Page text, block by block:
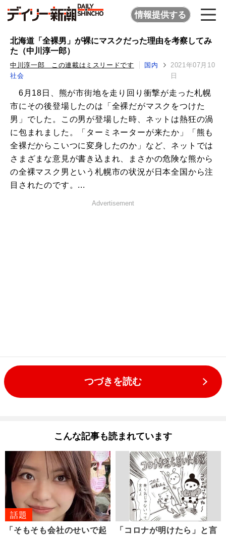
情報提供する
北海道「全裸男」が裸にマスクだった理由を考察してみ
た（中川淳一郎）
中川淳一郎 この連載はミスリードです
国内
社会
2021年07月10
日
6月18日、熊が市街地を走り回り衝撃が走った札幌
市にその後登場したのは「全裸だがマスクをつけた
男」でした。この男が登場した時、ネットは熱狂の渦
に包まれました。「ターミネーターが来たか」「熊も
全裸だからこいつに変身したのか」など、ネットでは
さまざまな意見が書き込まれ、まさかの危険な熊から
の全裸マスク男という札幌市の状況が日本全国から注
目されたのです。...
Advertisement
つづきを読む
こんな記事も読まれています
話題
「そもそも会社のせいで起
「コロナが明けたら」と言